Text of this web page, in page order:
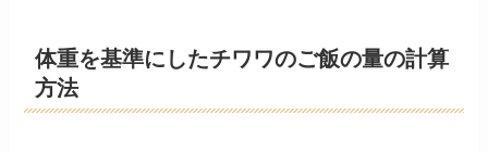
体重を基準にしたチワワのご飯の量の計算
方法